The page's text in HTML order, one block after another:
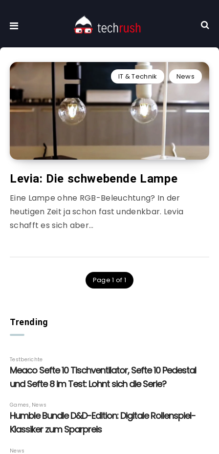
IT & Technik News
Levia: Die schwebende Lampe
Eine Lampe ohne RGB-Beleuchtung? In der
heutigen Zeit ja schon fast undenkbar. Levia
schafft es sich aber…
Page 1 of 1
Trending